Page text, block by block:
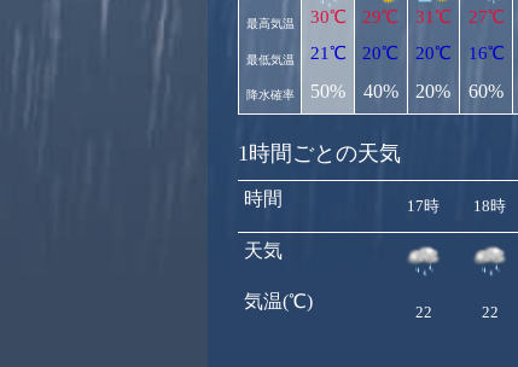
最高気温
最低気温
降水確率
30℃
21℃
50%
29℃
20℃
40%
31℃
20℃
20%
27℃
16℃
60%
1時間ごとの天気
時間
天気
気温(℃)
17時 18時
22 22